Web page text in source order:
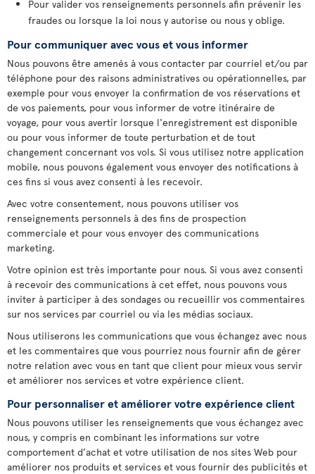
Pour valider vos renseignements personnels afin prévenir les
fraudes ou lorsque la loi nous y autorise ou nous y oblige.
Pour communiquer avec vous et vous informer
Nous pouvons être amenés à vous contacter par courriel et/ou par
téléphone pour des raisons administratives ou opérationnelles, par
exemple pour vous envoyer la confirmation de vos réservations et
de vos paiements, pour vous informer de votre itinéraire de
voyage, pour vous avertir lorsque l'enregistrement est disponible
ou pour vous informer de toute perturbation et de tout
changement concernant vos vols. Si vous utilisez notre application
mobile, nous pouvons également vous envoyer des notifications à
ces fins si vous avez consenti à les recevoir.
Avec votre consentement, nous pouvons utiliser vos
renseignements personnels à des fins de prospection
commerciale et pour vous envoyer des communications
marketing.
Votre opinion est très importante pour nous. Si vous avez consenti
à recevoir des communications à cet effet, nous pouvons vous
inviter à participer à des sondages ou recueillir vos commentaires
sur nos services par courriel ou via les médias sociaux.
Nous utiliserons les communications que vous échangez avec nous
et les commentaires que vous pourriez nous fournir afin de gérer
notre relation avec vous en tant que client pour mieux vous servir
et améliorer nos services et votre expérience client.
Pour personnaliser et améliorer votre expérience client
Nous pouvons utiliser les renseignements que vous échangez avec
nous, y compris en combinant les informations sur votre
comportement d’achat et votre utilisation de nos sites Web pour
améliorer nos produits et services et vous fournir des publicités et